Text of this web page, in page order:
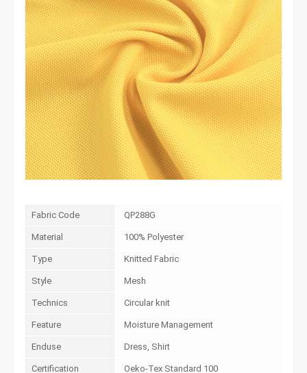
Fabric Code QP288G
Material 100% Polyester
Type Knitted Fabric
Style Mesh
Technics Circular knit
Feature Moisture Management
Enduse Dress, Shirt
Certification Oeko-Tex Standard 100